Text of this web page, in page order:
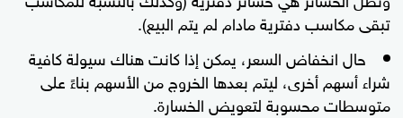
تبقى مكاسب دفترية مادام لم يتم البيع).
حال انخفاض السعر، يمكن إذا كانت هناك سيولة كافية
شراء أسهم أخرى، ليتم بعدها الخروج من الأسهم بناءً على
متوسطات محسوبة لتعويض الخسارة.